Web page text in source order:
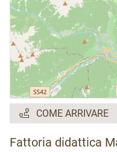
COME ARRIVARE
Fattoria didattica